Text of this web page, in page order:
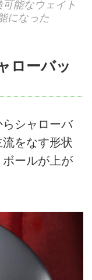
能なウェイト
になった
ローバッ
シャローバ
をなす形状
ールが上が